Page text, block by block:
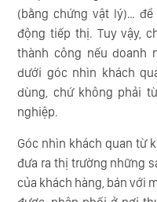
(bằng chứng vật lý)…
động tiếp thị. Tuy vậy,
thành công nếu doanh
dưới góc nhìn khách
dùng, chứ không phải
nghiệp.
Góc nhìn khách quan từ
đưa ra thị trường những
của khách hàng, bán với